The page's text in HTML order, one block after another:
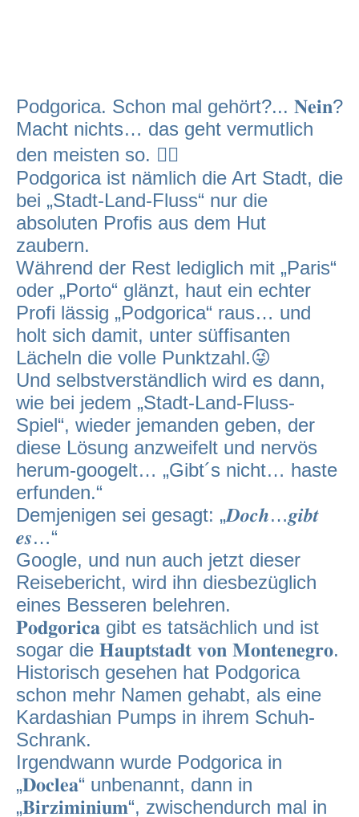
Podgorica. Schon mal gehört?... 𝐍𝐞𝐢𝐧?
Macht nichts… das geht vermutlich
den meisten so. 🤷‍♂️
Podgorica ist nämlich die Art Stadt, die
bei „Stadt-Land-Fluss“ nur die
absoluten Profis aus dem Hut
zaubern.
Während der Rest lediglich mit „Paris“
oder „Porto“ glänzt, haut ein echter
Profi lässig „Podgorica“ raus… und
holt sich damit, unter süffisanten
Lächeln die volle Punktzahl.😜
Und selbstverständlich wird es dann,
wie bei jedem „Stadt-Land-Fluss-
Spiel“, wieder jemanden geben, der
diese Lösung anzweifelt und nervös
herum-googelt… „Gibt´s nicht… haste
erfunden.“
Demjenigen sei gesagt: „𝑫𝒐𝒄𝒉…𝒈𝒊𝒃𝒕
𝒆𝒔…“
Google, und nun auch jetzt dieser
Reisebericht, wird ihn diesbezüglich
eines Besseren belehren.
𝐏𝐨𝐝𝐠𝐨𝐫𝐢𝐜𝐚 gibt es tatsächlich und ist
sogar die 𝐇𝐚𝐮𝐩𝐭𝐬𝐭𝐚𝐝𝐭 𝐯𝐨𝐧 𝐌𝐨𝐧𝐭𝐞𝐧𝐞𝐠𝐫𝐨.
Historisch gesehen hat Podgorica
schon mehr Namen gehabt, als eine
Kardashian Pumps in ihrem Schuh-
Schrank.
Irgendwann wurde Podgorica in
„𝐃𝐨𝐜𝐥𝐞𝐚“ unbenannt, dann in
„𝐁𝐢𝐫𝐳𝐢𝐦𝐢𝐧𝐢𝐮𝐦“, zwischendurch mal in